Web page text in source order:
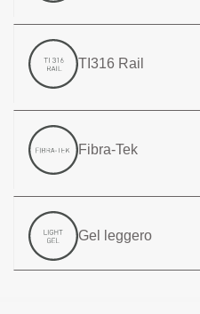
TI316 Rail
Fibra-Tek
Gel leggero